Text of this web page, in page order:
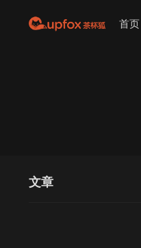
首页
文章